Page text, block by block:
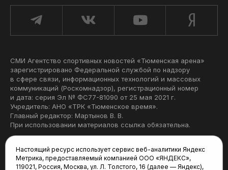
СМИ Агентство спортивных новостей «Тюменская арена»
зарегистрировано Федеральной службой по надзору
в сфере связи, информационных технологий и массовых
коммуникаций (Роскомнадзор), регистрационный номер
и дата: серия Эл № ФС77-81090 от 25 мая 2021 г.
Учредитель: АНО «ТРК «Тюменское время».
Главный редактор: Мартынов В. В.
При использовании материалов ссылка обязательна.
Редакция:
Настоящий ресурс использует сервис веб-аналитики Яндекс
Метрика, предоставляемый компанией ООО «ЯНДЕКС»,
119021, Россия, Москва, ул. Л. Толстого, 16 (далее — Яндекс),